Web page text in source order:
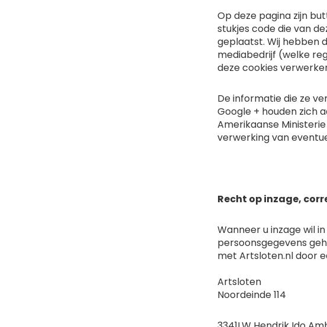
Op deze pagina zijn
stukjes code die van
geplaatst. Wij hebben
mediabedrijf (welke
deze cookies
De informatie die ze
Google + houden zich
Amerikaanse
verwerking van
Recht op inzage,
Wanneer u inzage wil
persoonsgegevens
met Artsloten.nl door
Artsloten
Noordeinde 114